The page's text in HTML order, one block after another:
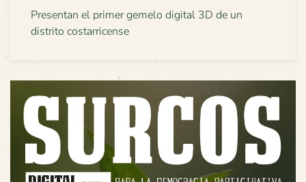
Presentan el primer gemelo digital 3D de un
distrito costarricense